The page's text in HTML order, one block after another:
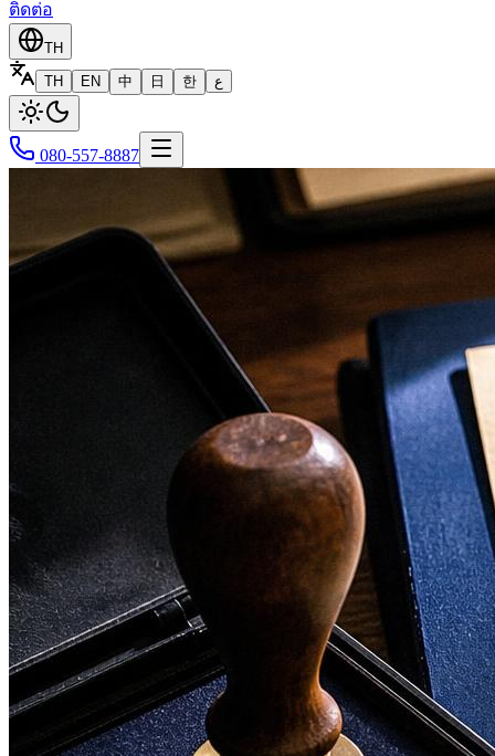
ติดต่อ
TH
TH
EN 中 日 한 ع
080-557-8887